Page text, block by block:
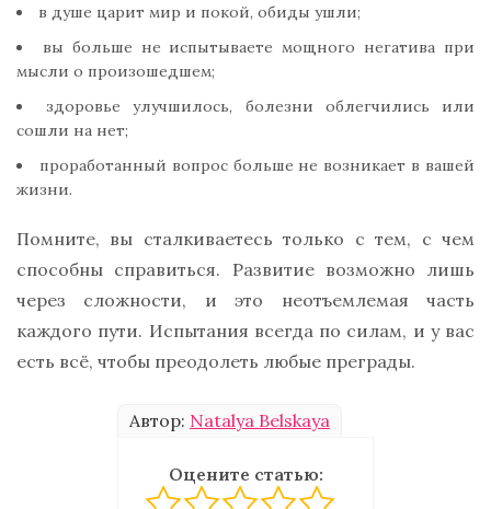
в душе царит мир и покой, обиды ушли;
вы больше не испытываете мощного негатива при
мысли о произошедшем;
здоровье улучшилось, болезни облегчились или
сошли на нет;
проработанный вопрос больше не возникает в вашей
жизни.
Помните, вы сталкиваетесь только с тем, с чем
способны справиться. Развитие возможно лишь
через сложности, и это неотъемлемая часть
каждого пути. Испытания всегда по силам, и у вас
есть всё, чтобы преодолеть любые преграды.
Автор: Natalya Belskaya
Оцените статью: